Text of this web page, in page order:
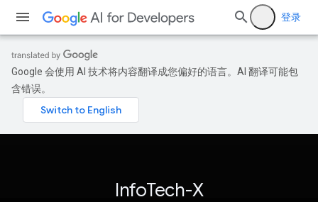
登录
Google 会使用 AI 技术将内容翻译成您偏好的语言。AI 翻译可能包
含错误。
InfoTech-X